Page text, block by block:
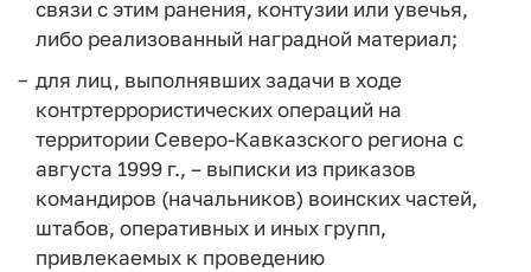
связи с этим ранения, контузии или увечья,
либо реализованный наградной материал;
для лиц, выполнявших задачи в ходе
контртеррористических операций на
территории Северо-Кавказского региона с
августа 1999 г., – выписки из приказов
командиров (начальников) воинских частей,
штабов, оперативных и иных групп,
привлекаемых к проведению